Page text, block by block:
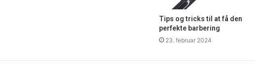
Tips og tricks til at få den
perfekte barbering
23. februar 2024